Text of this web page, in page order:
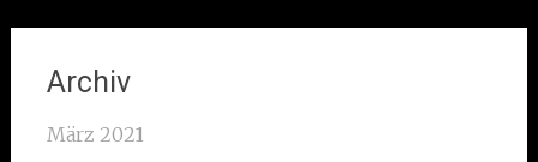
Archiv
März 2021